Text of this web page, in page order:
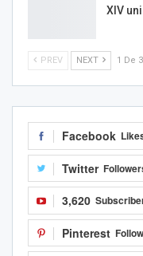
XIV
PREV NEXT 1 De
Facebook
Twitter
3,620
Pinterest